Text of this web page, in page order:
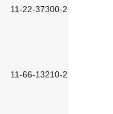
11-22-37300-2604
11-66-13210-2602